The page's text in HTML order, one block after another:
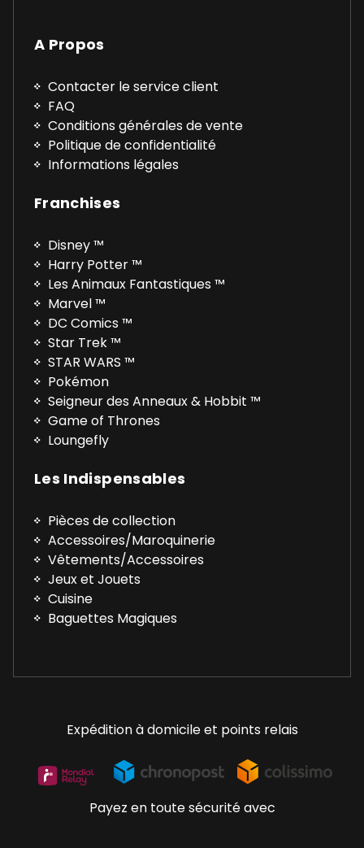
A Propos
Contacter le service client
FAQ
Conditions générales de vente
Politique de confidentialité
Informations légales
Franchises
Disney ™
Harry Potter ™
Les Animaux Fantastiques ™
Marvel ™
DC Comics ™
Star Trek ™
STAR WARS ™
Pokémon
Seigneur des Anneaux & Hobbit ™
Game of Thrones
Loungefly
Les Indispensables
Pièces de collection
Accessoires/Maroquinerie
Vêtements/Accessoires
Jeux et Jouets
Cuisine
Baguettes Magiques
Expédition à domicile et points relais
Payez en toute sécurité avec